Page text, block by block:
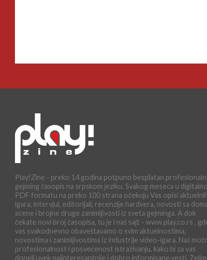
Play!Zine - preko 14 godina potpuno besplatan
gejming časopis na srpskom jeziku. Svakog meseca u
PDF formatu na preko 100 strana očekuju Vas opisi
igara, intervjui, editorijali, recenzije hardvera, novosti sa
scene i brojne druge zanimljivosti iz sveta gejminga. A dok
čekate novi broj časopisa, tu je i naš sajt - www.play.co.rs ,
vas svakodnevno obaveštavamo o svim aktuelnostima,
novostima i zanimljivostima iz industrije video-igara. Naš
profesionalnost i posvećenost istraživanju, kako bi za vas
doneli uvek najinteresantnije i dobro informisane vesti.